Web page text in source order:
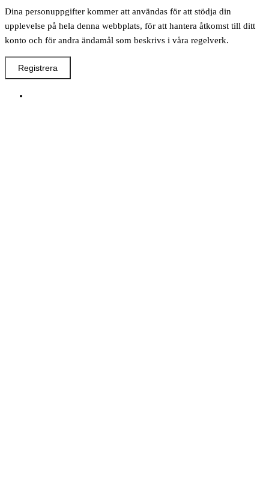
Dina personuppgifter kommer att användas för att stödja din
upplevelse på hela denna webbplats, för att hantera åtkomst till ditt
konto och för andra ändamål som beskrivs i våra regelverk.
Registrera